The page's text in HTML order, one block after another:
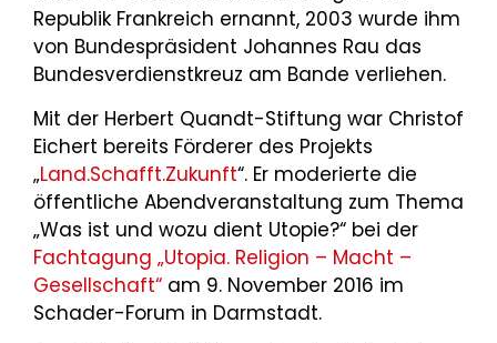
Republik Frankreich ernannt, 2003 wurde ihm
von Bundespräsident Johannes Rau das
Bundesverdienstkreuz am Bande verliehen.
Mit der Herbert Quandt-Stiftung war Christof
Eichert bereits Förderer des Projekts
„Land.Schafft.Zukunft“. Er moderierte die
öffentliche Abendveranstaltung zum Thema
„Was ist und wozu dient Utopie?“ bei der
Fachtagung „Utopia. Religion – Macht –
Gesellschaft“ am 9. November 2016 im
Schader-Forum in Darmstadt.